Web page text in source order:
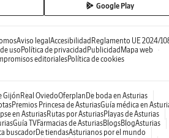
Google Play
Aviso legal Accesibilidad Reglamento UE 2024/
usoPolítica de privacidad Publicidad Mapa web
editorialesPolítica de cookies
Gijón Real OviedoOferplan De boda en Asturias
Premios Princesa de AsturiasGuía médica en
en AsturiasRutas por AsturiasPlayas de Asturias
Guía TVFarmacias de AsturiasBlogsBlogAsturias
buscadorDe tiendasAsturianos por el mundo